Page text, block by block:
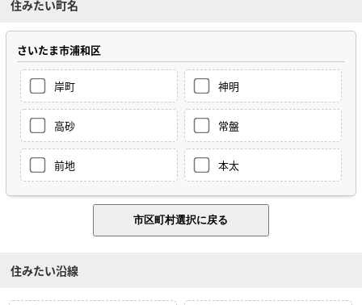
住みたい町名
さいたま市浦和区
岸町 神明
高砂 常盤
前地 本太
住みたい沿線